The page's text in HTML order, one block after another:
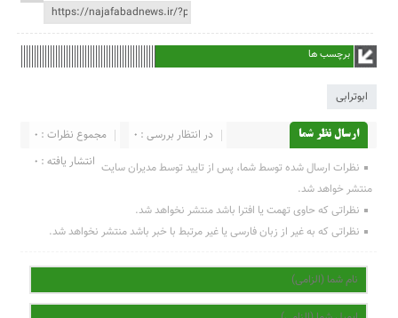
برچسب ها
ابوترابی
ارسال نظر شما مجموع نظرات : 0
در انتظار بررسی : 0
انتشار یافته : 0 نظرات ارسال شده توسط شما، پس از تایید توسط مدیران سایت
منتشر خواهد شد.
نظراتی که حاوی تهمت یا افترا باشد منتشر نخواهد شد.
نظراتی که به غیر از زبان فارسی یا غیر مرتبط با خبر باشد منتشر نخواهد شد.